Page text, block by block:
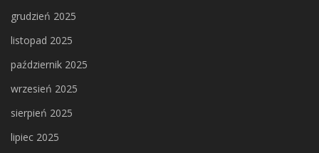
grudzień 2025
listopad 2025
październik 2025
wrzesień 2025
sierpień 2025
lipiec 2025